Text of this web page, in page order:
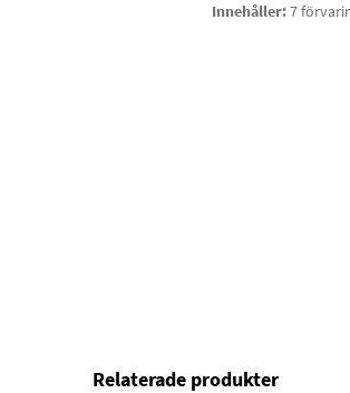
Innehåller:7
Relaterade produkter